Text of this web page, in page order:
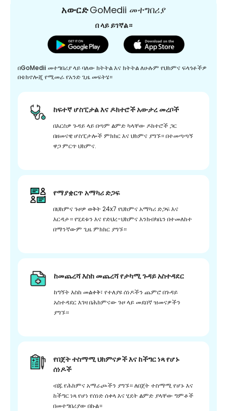
አውርድGoMedii መተግበሪያ
በ ላይ ይገኛል።
በGoMedii መተግበሪያ ላይ ባለው ክትትል እና ክትትል ለሁሉም የህክምና ፍላጎቶችዎ
በቴክኖሎጂ የሚመራ የአንድ ጊዜ መፍትሄ።
ከፍተኛ ሆስፒታል እና ዶክተሮች አውታረ መረቦች
በእርስዎ ጉዳይ ላይ በጣም ልምድ ካላቸው ዶክተሮች ጋር
በዘመናዊ ሆስፒታሎች ምክክር እና ህክምና ያግኙ። በተመጣጣኝ
ዋጋ ምርጥ ህክምና.
የማያቋርጥ አማካሪ ድጋፍ
በህክምና ጉዞዎ ወቅት 24x7 የህክምና አማካሪ ድጋፍ እና
እርዳታ። የሂደቱን እና የድህረ-ህክምና እንክብካቤን በተመለከተ
በማንኛውም ጊዜ ምክክር ያግኙ።
ከመጨረሻ እስከ መጨረሻ የታካሚ ጉዳይ አስተዳደር
ከግኝት እስከ መልቀቅ፣ የተለያዩ ሰነዶችን ጨምሮ በጉዳይ
አስተዳደር እገዛ በሕክምናው ጉዞ ላይ መደበኛ ዝመናዎችን
ያግኙ።
የበጀት ተስማሚ ህክምናዎች እና ከችግር ነጻ የሆኑ
ሰነዶች
ብጁ የሕክምና አማራጮችን ያግኙ። ለበጀት ተስማሚ የሆኑ እና
ከችግር ነጻ የሆነ የሰነድ ሰቀላ እና ሂደት ልምድ ያላቸው ግምቶች
በመተግበሪያው በኩል።